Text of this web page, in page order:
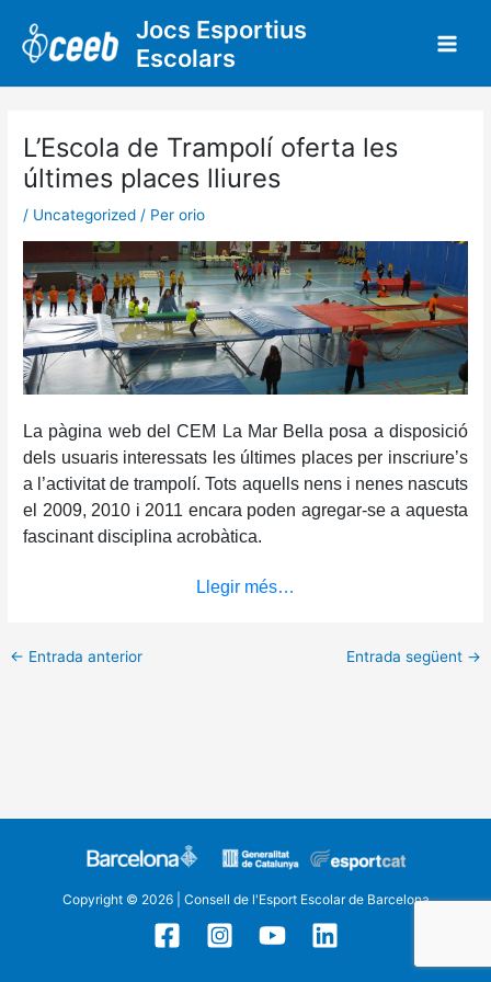
contingut
Jocs Esportius
Escolars
L’Escola de Trampolí oferta les
últimes places lliures
/ Uncategorized / Per orio
La pàgina web del CEM La Mar Bella posa a disposició
dels usuaris interessats les últimes places per inscriure’s
a l’activitat de trampolí. Tots aquells nens i nenes nascuts
el 2009, 2010 i 2011 encara poden agregar-se a aquesta
fascinant disciplina acrobàtica.
Llegir més…
← Entrada anterior Entrada següent →
Copyright © 2026 | Consell de l'Esport Escolar de Barcelona